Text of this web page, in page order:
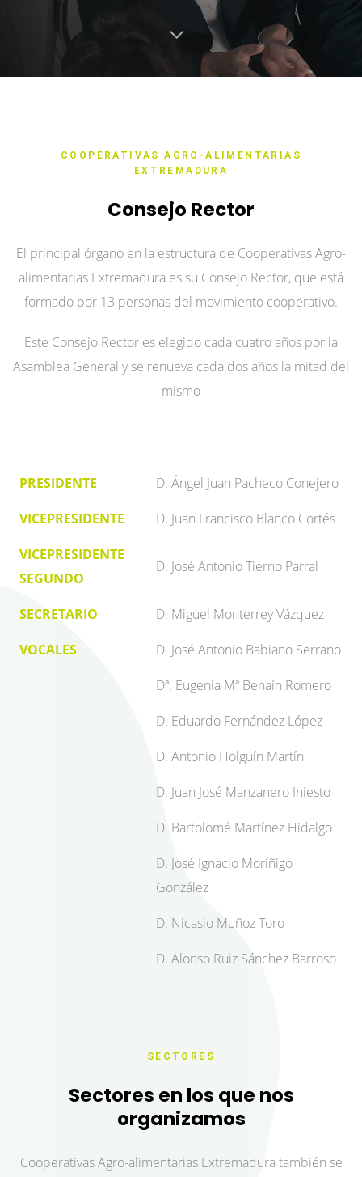
COOPERATIVAS AGRO-ALIMENTARIAS
EXTREMADURA
Consejo Rector
El principal órgano en la estructura de Cooperativas Agro-
alimentarias Extremadura es su Consejo Rector, que está
formado por 13 personas del movimiento cooperativo.
Este Consejo Rector es elegido cada cuatro años por la
Asamblea General y se renueva cada dos años la mitad del
mismo
PRESIDENTE
D. Ángel Juan Pacheco Conejero
VICEPRESIDENTE
D. Juan Francisco Blanco Cortés
VICEPRESIDENTE
SEGUNDO
D. José Antonio Tierno Parral
SECRETARIO
D. Miguel Monterrey Vázquez
VOCALES
D. José Antonio Babiano Serrano
Dª. Eugenia Mª Benaín Romero
D. Eduardo Fernández López
D. Antonio Holguín Martín
D. Juan José Manzanero Iniesto
D. Bartolomé Martínez Hidalgo
D. José Ignacio Moríñigo
González
D. Nicasio Muñoz Toro
D. Alonso Ruiz Sánchez Barroso
SECTORES
Sectores en los que nos
organizamos
Cooperativas Agro-alimentarias Extremadura también se